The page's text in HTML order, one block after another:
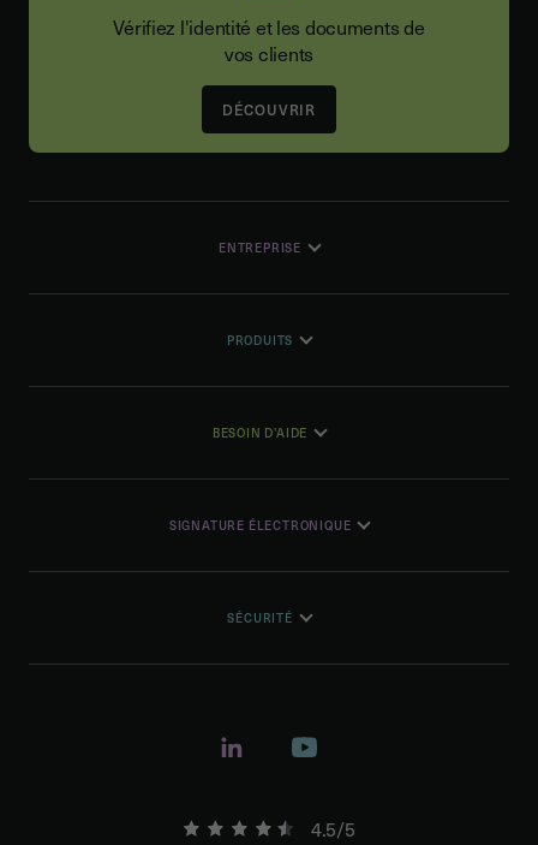
Vérifiez l'identité et les documents de
vos clients
DÉCOUVRIR
ENTREPRISE
PRODUITS
BESOIN D'AIDE
SIGNATURE ÉLECTRONIQUE
SÉCURITÉ
4.5/5